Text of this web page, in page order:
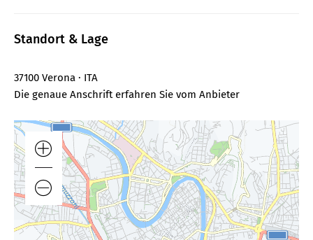
Standort & Lage
37100 Verona · ITA
Die genaue Anschrift erfahren Sie vom Anbieter